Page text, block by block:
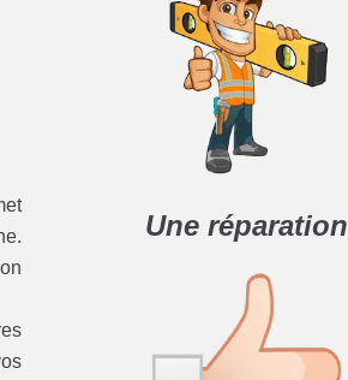
Une réparation